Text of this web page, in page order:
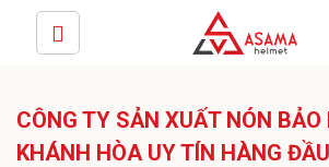
CÔNG TY SẢN XUẤT NÓN BẢO
KHÁNH HÒA UY TÍN HÀNG ĐẦU